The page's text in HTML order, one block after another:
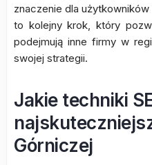
znaczenie dla
to kolejny krok, który
podejmują inne firmy w
swojej strategii.
Jakie techniki
Górniczej